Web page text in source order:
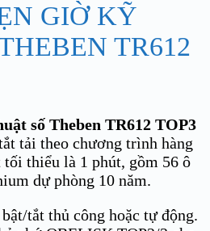
GIỜ KỸ
TR612
số Theben TR612 TOP3
tải theo chương trình hàng
thiểu là 1 phút, gồm 56 ô
dự phòng 10 năm.
tắt thủ công hoặc tự động.